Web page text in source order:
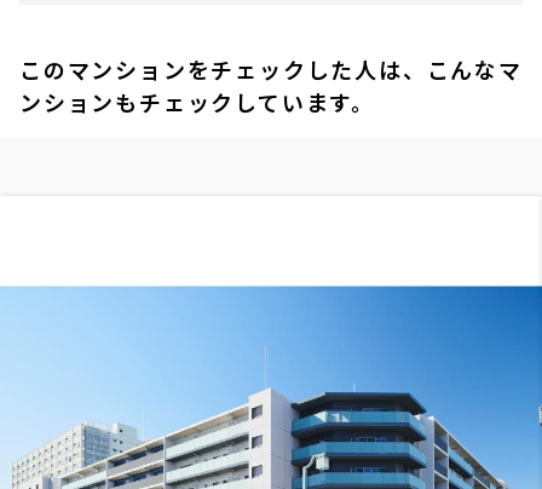
このマンションをチェックした人は、こんなマ
ンションもチェックしています。